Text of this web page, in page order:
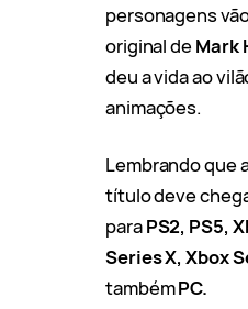
personagens
original deMark
deu a vida ao
animações.
Lembrando que
título deve
paraPS2, PS5,
Series X, Xbox
tambémPC.